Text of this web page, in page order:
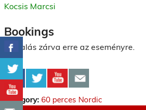
Kocsis Marcsi
Bookings
Foglalás zárva erre az eseményre.
Category: 60 perces Nordic